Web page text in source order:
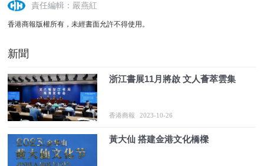
責任編輯：嚴燕紅
香港商報版權所有，未經書面允許不得使用。
新聞
浙江書展11月將啟 文人薈萃雲集
香港商報 2023-10-26
黃大仙 搭建金港文化橋樑